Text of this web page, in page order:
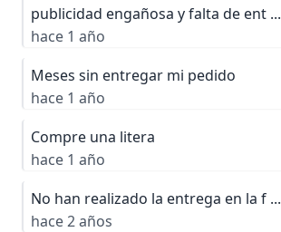
publicidad engañosa y falta de ent ...
hace 1 año
Meses sin entregar mi pedido
hace 1 año
Compre una litera
hace 1 año
No han realizado la entrega en la f ...
hace 2 años